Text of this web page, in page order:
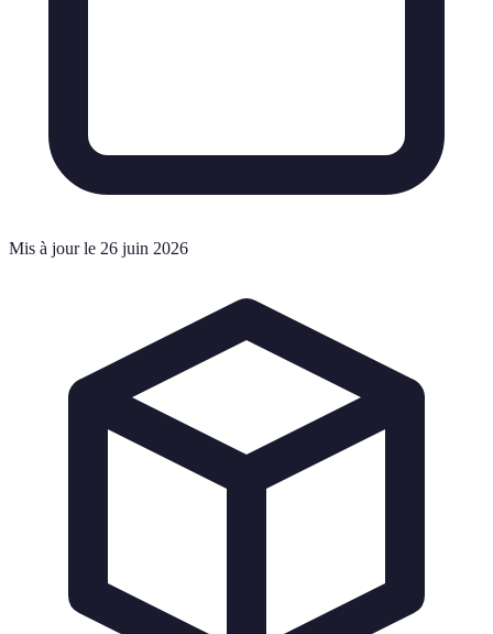
Mis à jour le 26 juin 2026